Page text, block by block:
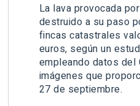
La lava provocada
destruido a su paso
fincas catastrales
euros, según un
empleando datos del
imágenes que
27 de septiembre.